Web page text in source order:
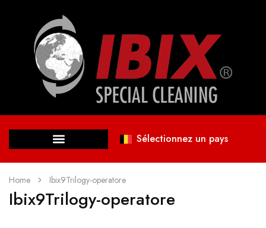
Sélectionnez un pays
Home Ibix9Trilogy-operatore
Ibix9Trilogy-operatore